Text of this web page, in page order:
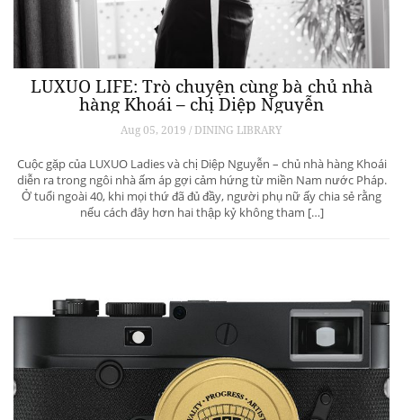
LUXUO LIFE: Trò chuyện cùng bà chủ nhà
hàng Khoái – chị Diệp Nguyễn
Aug 05, 2019 / DINING LIBRARY
Cuộc gặp của LUXUO Ladies và chị Diệp Nguyễn – chủ nhà hàng Khoái
diễn ra trong ngôi nhà ấm áp gợi cảm hứng từ miền Nam nước Pháp.
Ở tuổi ngoài 40, khi mọi thứ đã đủ đầy, người phụ nữ ấy chia sẻ rằng
nếu cách đây hơn hai thập kỷ không tham […]